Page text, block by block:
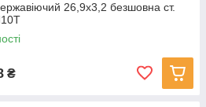
26,9х3,2 безшовна ст.
₴